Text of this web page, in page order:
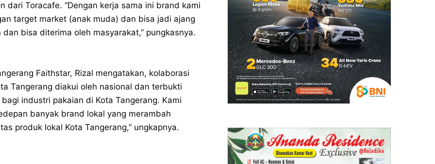
Toracafe. “Dengan kerja sama ini brand kami
target market (anak muda) dan bisa jadi ajang
bisa diterima oleh masyarakat,” pungkasnya.
Faithstar, Rizal mengatakan, kolaborasi
Tangerang diakui oleh nasional dan terbukti
industri pakaian di Kota Tangerang. Kami
banyak brand lokal yang merambah
produk lokal Kota Tangerang,” ungkapnya.